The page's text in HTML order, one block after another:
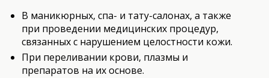
В маникюрных, спа- и тату-салонах, а также
при проведении медицинских процедур,
связанных с нарушением целостности кожи.
При переливании крови, плазмы и
препаратов на их основе.